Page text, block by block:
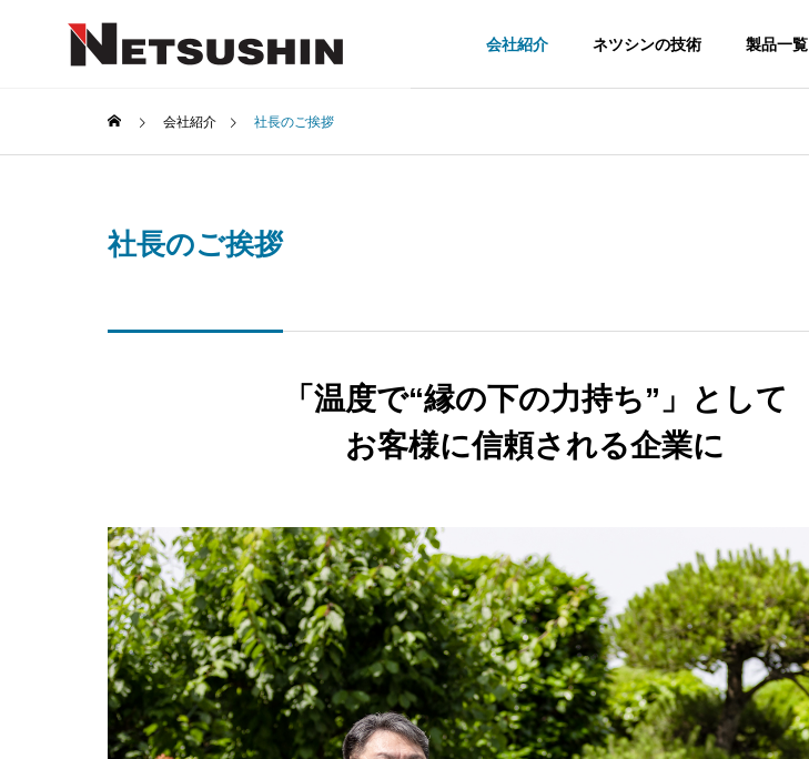
会社紹介 ネツシンの技術 製品一覧
会社紹介 社長のご挨拶
社長のご挨拶
「温度で“縁の下の力持ち”」として
お客様に信頼される企業に